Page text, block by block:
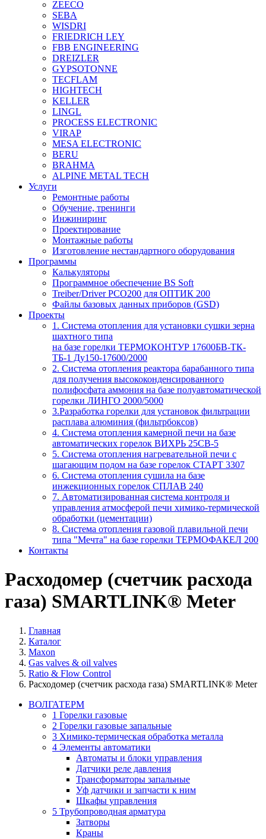
ZEECO
SEBA
WISDRI
FRIEDRICH LEY
FBB ENGINEERING
DREIZLER
GYPSOTONNE
TECFLAM
HIGHTECH
KELLER
LINGL
PROCESS ELECTRONIC
VIRAP
MESA ELECTRONIC
BERU
BRAHMA
ALPINE METAL TECH
Услуги
Ремонтные работы
Обучение, тренинги
Инжиниринг
Проектирование
Монтажные работы
Изготовление нестандартного оборудования
Программы
Калькуляторы
Программное обеспечение BS Soft
Treiber/Driver PCO200 для ОПТИК 200
Файлы базовых данных приборов (GSD)
Проекты
1. Система отопления для установки сушки зерна
шахтного типа
на базе горелки ТЕРМОКОНТУР 17600БВ-ТК-
ТБ-1 Ду150-17600/2000
2. Система отопления реактора барабанного типа
для получения высококонденсированного
полифосфата аммония на базе полуавтоматической
горелки ЛИНГО 2000/5000
3.Разработка горелки для установок фильтрации
расплава алюминия (фильтрбоксов)
4. Система отопления камерной печи на базе
автоматических горелок ВИХРЬ 25СВ-5
5. Система отопления нагревательной печи с
шагающим подом на базе горелок СТАРТ 3307
6. Система отопления сушила на базе
инжекционных горелок СПЛАВ 240
7. Автоматизированная система контроля и
управления атмосферой печи химико-термической
обработки (цементации)
8. Система отопления газовой плавильной печи
типа "Мечта" на базе горелки ТЕРМОФАКЕЛ 200
Контакты
Расходомер (счетчик расхода
газа) SMARTLINK® Meter
Главная
Каталог
Maxon
Gas valves & oil valves
Ratio & Flow Control
Расходомер (счетчик расхода газа) SMARTLINK® Meter
ВОЛГАТЕРМ
1 Горелки газовые
2 Горелки газовые запальные
3 Химико-термическая обработка металла
4 Элементы автоматики
Автоматы и блоки управления
Датчики реле давления
Трансформаторы запальные
Уф датчики и запчасти к ним
Шкафы управления
5 Трубопроводная арматура
Затворы
Краны